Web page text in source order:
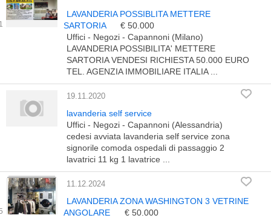
LAVANDERIA POSSIBLITA METTERE
SARTORIA
€ 50.000
Uffici - Negozi - Capannoni (Milano)
LAVANDERIA POSSIBILITA' METTERE
SARTORIA VENDESI RICHIESTA 50.000 EURO
TEL. AGENZIA IMMOBILIARE ITALIA ...
19.11.2020
lavanderia self service
Uffici - Negozi - Capannoni (Alessandria)
cedesi avviata lavanderia self service zona
signorile comoda ospedali di passaggio 2
lavatrici 11 kg 1 lavatrice ...
11.12.2024
LAVANDERIA ZONA WASHINGTON 3 VETRINE
ANGOLARE
€ 50.000